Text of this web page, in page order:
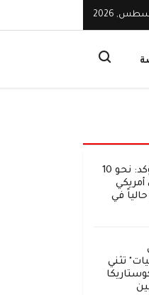
بيئية
موسكو تؤكد: نحو 10
أمريكي
في
تثني